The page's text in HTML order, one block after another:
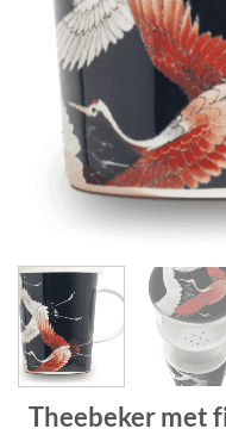
Theebeker met